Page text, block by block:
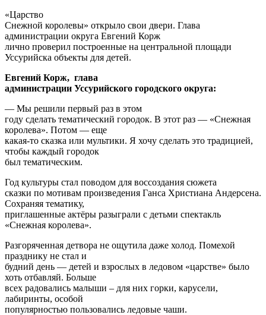
«Царство
Снежной королевы» открыло свои двери. Глава
администрации округа Евгений Корж
лично проверил построенные на центральной площади
Уссурийска объекты для детей.
Евгений Корж, глава
администрации Уссурийского городского округа:
— Мы решили первый раз в этом
году сделать тематический городок. В этот раз — «Снежная
королева». Потом — еще
какая-то сказка или мультики. Я хочу сделать это традицией,
чтобы каждый городок
был тематическим.
Год культуры стал поводом для воссоздания сюжета
сказки по мотивам произведения Ганса Христиана Андерсена.
Сохраняя тематику,
приглашенные актёры разыграли с детьми спектакль
«Снежная королева».
Разгоряченная детвора не ощутила даже холод. Помехой
празднику не стал и
будний день — детей и взрослых в ледовом «царстве» было
хоть отбавляй. Больше
всех радовались малыши – для них горки, карусели,
лабиринты, особой
популярностью пользовались ледовые чаши.